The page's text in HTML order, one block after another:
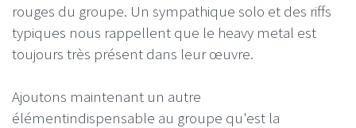
rouges du groupe. Un sympathique solo et des riffs
typiques nous rappellent que le heavy metal est
toujours très présent dans leur œuvre.
Ajoutons maintenant un autre
élémentindispensable au groupe qu'est la